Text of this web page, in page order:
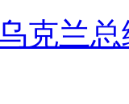
克兰